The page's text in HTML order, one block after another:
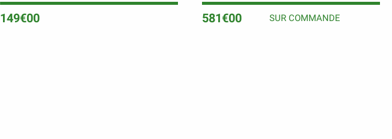
149€00 581€00 SUR COMMANDE